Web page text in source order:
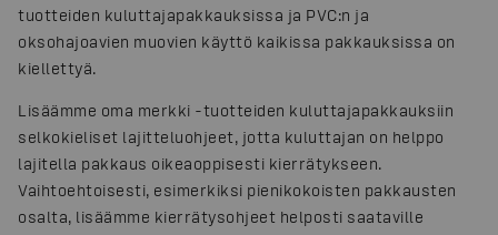
tuotteiden kuluttajapakkauksissa ja PVC:n ja
oksohajoavien muovien käyttö kaikissa pakkauksissa on
kiellettyä.
Lisäämme oma merkki -tuotteiden kuluttajapakkauksiin
selkokieliset lajitteluohjeet, jotta kuluttajan on helppo
lajitella pakkaus oikeaoppisesti kierrätykseen.
Vaihtoehtoisesti, esimerkiksi pienikokoisten pakkausten
osalta, lisäämme kierrätysohjeet helposti saataville